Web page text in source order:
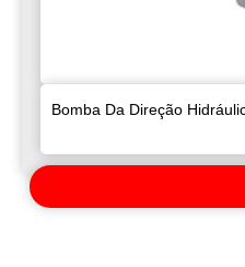
Bomba Da Direção